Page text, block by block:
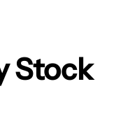
Stock